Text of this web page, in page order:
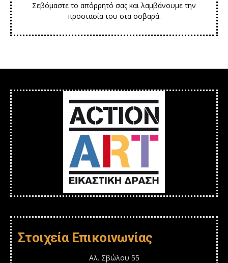
Σεβόμαστε το απόρρητό σας και λαμβάνουμε την
προστασία του στα σοβαρά.
Στοιχεία Επικοινωνίας
Αλ. Σβώλου 55